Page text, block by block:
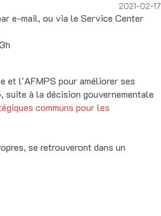
2021-02-17
e-mail, ou via le Service Center
et l'AFMPS pour améliorer ses
à la décision gouvernementale
communs pour les
se retrouveront dans un